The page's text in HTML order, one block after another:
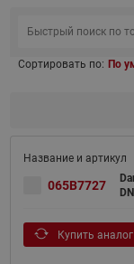
Сортировать по: По
065B7727
Купить аналог